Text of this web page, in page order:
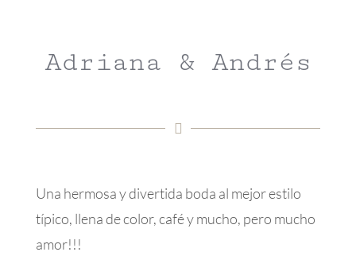
Adriana & Andrés
Una hermosa y divertida boda al mejor estilo
típico, llena de color, café y mucho, pero mucho
amor!!!